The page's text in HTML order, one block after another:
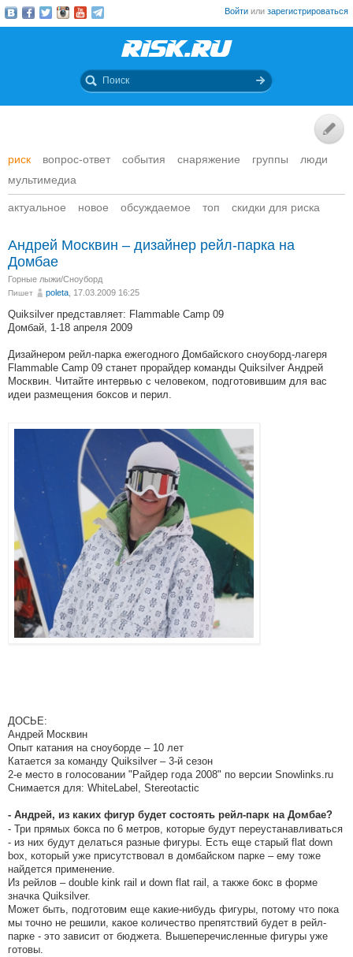
Войти или зарегистрироваться
риск вопрос-ответ события снаряжение группы
люди
мультимедиа
актуальное новое обсуждаемое топ скидки для риска
Андрей Москвин – дизайнер рейл-парка на
Домбае
Горные лыжи/Сноуборд
Пишет poleta , 17.03.2009 16:25
Quiksilver представляет: Flammable Camp 09
Домбай, 1-18 апреля 2009
Дизайнером рейл-парка ежегодного Домбайского сноуборд-лагеря
Flammable Camp 09 станет прорайдер команды Quiksilver Андрей
Москвин. Читайте интервью с человеком, подготовившим для вас
идеи размещения боксов и перил.
ДОСЬЕ:
Андрей Москвин
Опыт катания на сноуборде – 10 лет
Катается за команду Quiksilver – 3-й сезон
2-е место в голосовании "Райдер года 2008" по версии Snowlinks.ru
Снимается для: WhiteLabel, Stereotactic
- Андрей, из каких фигур будет состоять рейл-парк на Домбае?
- Три прямых бокса по 6 метров, которые будут переустанавливаться
- из них будут делаться разные фигуры. Есть еще старый flat down
box, который уже присутствовал в домбайском парке – ему тоже
найдется применение.
Из рейлов – double kink rail и down flat rail, а также бокс в форме
значка Quiksilver.
Может быть, подготовим еще какие-нибудь фигуры, потому что пока
мы точно не решили, какое количество препятствий будет в рейл-
парке - это зависит от бюджета. Вышеперечисленные фигуры уже
готовы.